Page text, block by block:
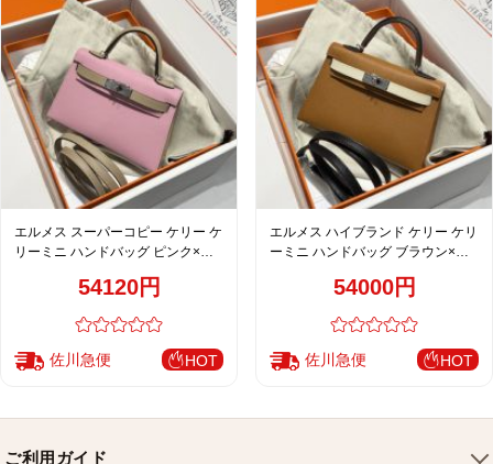
エルメス スーパーコピー ケリー ケ
リーミニ ハンドバッグ ピンク×ベ
54120円
佐川急便 HOT
エルメス ハイブランド ケリー ケリ
ーミニ ハンドバッグ ブラウン×ホ
54000円
佐川急便 HOT
ご利用ガイド